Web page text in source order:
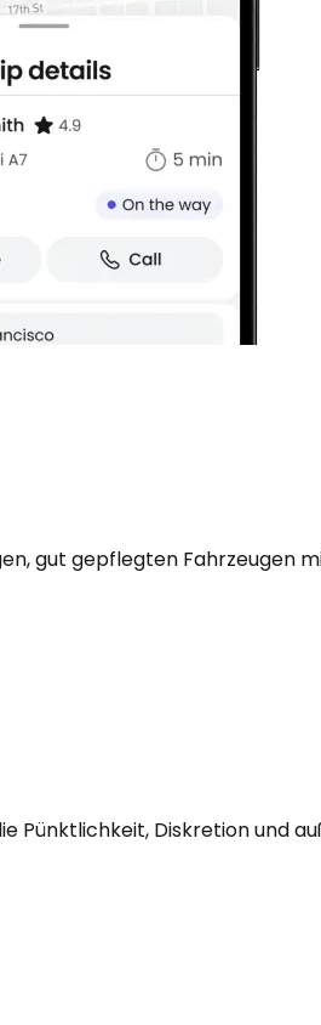
gut gepflegten Fahrzeugen
Pünktlichkeit, Diskretion und